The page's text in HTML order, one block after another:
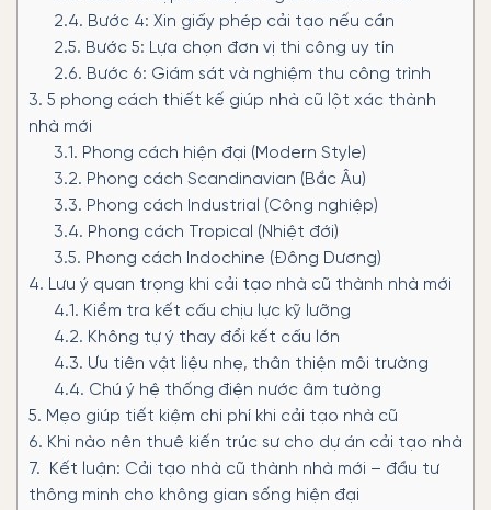
2.4. Bước 4: Xin giấy phép cải tạo nếu cần
2.5. Bước 5: Lựa chọn đơn vị thi công uy tín
2.6. Bước 6: Giám sát và nghiệm thu công trình
3. 5 phong cách thiết kế giúp nhà cũ lột xác thành
nhà mới
3.1. Phong cách hiện đại (Modern Style)
3.2. Phong cách Scandinavian (Bắc Âu)
3.3. Phong cách Industrial (Công nghiệp)
3.4. Phong cách Tropical (Nhiệt đới)
3.5. Phong cách Indochine (Đông Dương)
4. Lưu ý quan trọng khi cải tạo nhà cũ thành nhà mới
4.1. Kiểm tra kết cấu chịu lực kỹ lưỡng
4.2. Không tự ý thay đổi kết cấu lớn
4.3. Ưu tiên vật liệu nhẹ, thân thiện môi trường
4.4. Chú ý hệ thống điện nước âm tường
5. Mẹo giúp tiết kiệm chi phí khi cải tạo nhà cũ
6. Khi nào nên thuê kiến trúc sư cho dự án cải tạo nhà
7. Kết luận: Cải tạo nhà cũ thành nhà mới – đầu tư
thông minh cho không gian sống hiện đại